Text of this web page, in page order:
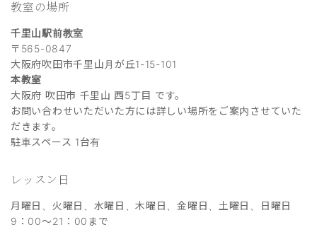
教室の場所
千里山駅前教室
〒565-0847
大阪府吹田市千里山月が丘1-15-101
本教室
大阪府 吹田市 千里山 西5丁目 です。
お問い合わせいただいた方には詳しい場所をご案内させていた
だきます。
駐車スペース 1台有
レッスン日
月曜日、火曜日、水曜日、木曜日、金曜日、土曜日、日曜日
9：00～21：00まで